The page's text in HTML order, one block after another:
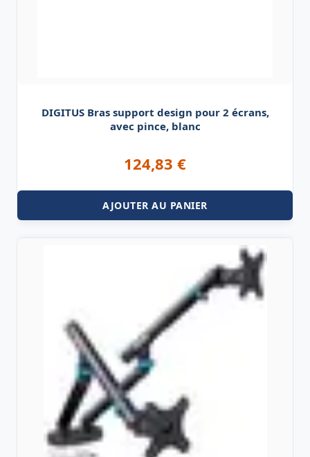
DIGITUS Bras support design pour 2 écrans,
avec pince, blanc
124,83 €
AJOUTER AU PANIER